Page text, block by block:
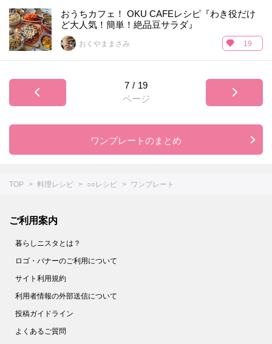
おうちカフェ！ OKU CAFEレシピ『わき役だけ
ど大人気！簡単！絶品豆サラダ』
おくやままさみ 19
7 / 19
ページ
ワンプレートのまとめ
TOP 料理レシピ ○○レシピ ワンプレート
ご利用案内
暮らしニスタとは？
ロゴ・バナーのご利用について
サイト利用規約
利用者情報の外部送信について
投稿ガイドライン
よくあるご質問